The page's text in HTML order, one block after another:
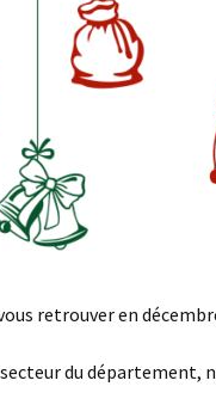
retrouver en
du département,